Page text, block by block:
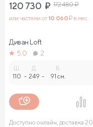
120 730 ₽ 172 480₽
или частями от10 060₽ в мес.
Диван Loft
5.0
2
110 -
Д.
249 -
В.
91 см.
Доступно онлайн, доставка 20